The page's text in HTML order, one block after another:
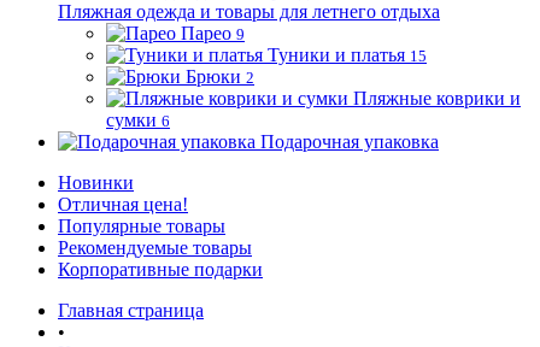
Пляжная одежда и товары для летнего отдыха
Парео 9
Туники и платья 15
Брюки 2
Пляжные коврики и
сумки 6
Подарочная упаковка
Новинки
Отличная цена!
Популярные товары
Рекомендуемые товары
Корпоративные подарки
Главная страница
•